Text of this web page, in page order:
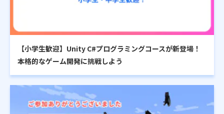
【小学生歓迎】Unity C#プログラミングコースが新登場！
本格的なゲーム開発に挑戦しよう